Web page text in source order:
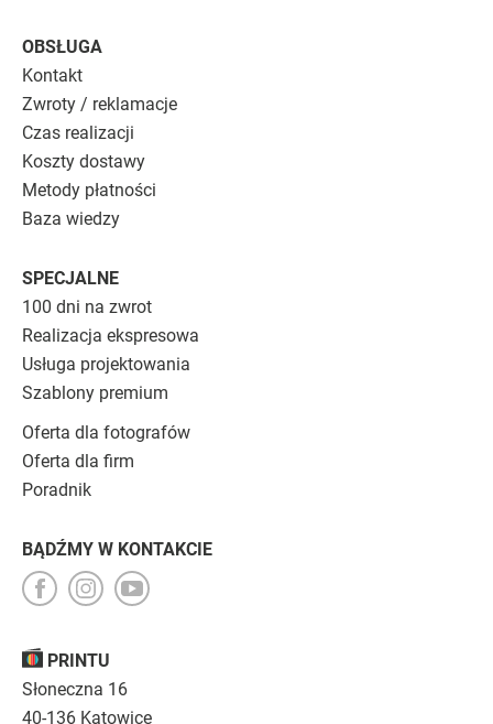
PRINTU
Słoneczna 16
40-136 Katowice
OBSŁUGA
Kontakt
Zwroty / reklamacje
Czas realizacji
Koszty dostawy
Metody płatności
Baza wiedzy
SPECJALNE
100 dni na zwrot
Realizacja ekspresowa
Usługa projektowania
Szablony premium
Oferta dla fotografów
Oferta dla firm
Poradnik
BĄDŹMY W KONTAKCIE